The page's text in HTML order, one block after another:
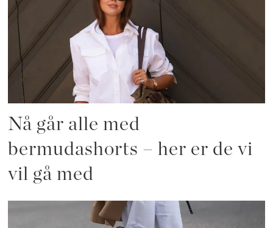
Nå går alle med
bermudashorts – her er de vi
vil gå med